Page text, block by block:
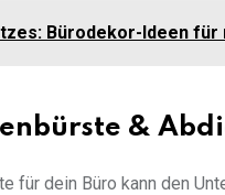
Bürodekor-Ideen für
&
dein Büro kann den